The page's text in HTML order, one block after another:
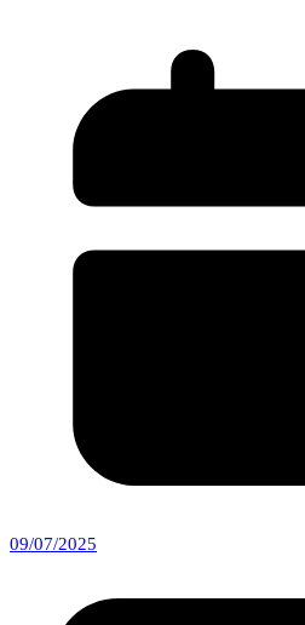
09/07/2025